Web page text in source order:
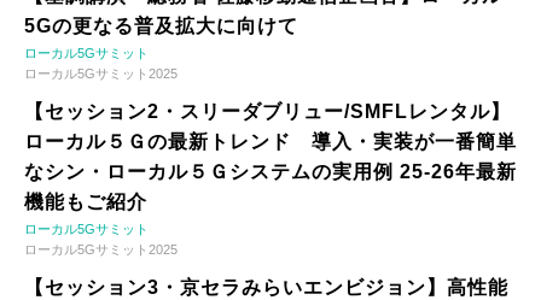
5Gの更なる普及拡大に向けて
ローカル5Gサミット
ローカル5Gサミット2025
【セッション2・スリーダブリュー/SMFLレンタル】
ローカル５Ｇの最新トレンド 導入・実装が一番簡単
なシン・ローカル５Ｇシステムの実用例 25-26年最新
機能もご紹介
ローカル5Gサミット
ローカル5Gサミット2025
【セッション3・京セラみらいエンビジョン】高性能